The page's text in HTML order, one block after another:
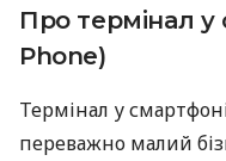
Про термінал у
Phone)
Термінал у
переважно малий